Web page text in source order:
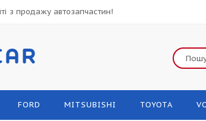
з продажу автозапчастин!
FORD MITSUBISHI TOYOTA